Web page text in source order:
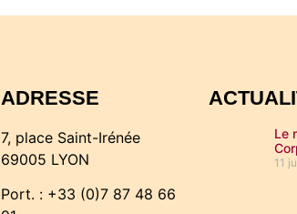
ADRESSE
7, place Saint-Irénée
69005 LYON
Port. : +33 (0)7 87 48 66
Le
11